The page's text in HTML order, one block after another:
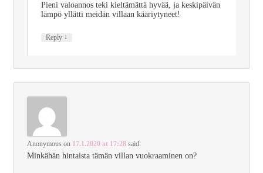
Pieni valoannos teki kieltämättä hyvää, ja keskipäivän
lämpö yllätti meidän villaan kääriytyneet!
Reply ↓
Anonymous on 17.1.2020 at 17:28 said:
Minkähän hintaista tämän villan vuokraaminen on?